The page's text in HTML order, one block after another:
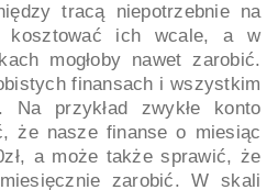
tracą niepotrzebnie na
kosztować ich wcale, a w
mogłoby nawet zarobić.
finansach i wszystkim
przykład zwykłe konto
że nasze finanse o miesiąc
a może także sprawić, że
zarobić. W skali